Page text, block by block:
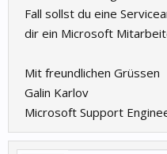
Fall sollst du eine
dir ein Microsoft
Mit freundlichen Grüssen
Galin Karlov
Microsoft Support